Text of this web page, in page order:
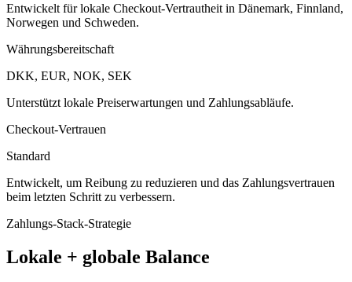
Entwickelt für lokale Checkout-Vertrautheit in Dänemark, Finnland,
Norwegen und Schweden.
Währungsbereitschaft
DKK, EUR, NOK, SEK
Unterstützt lokale Preiserwartungen und Zahlungsabläufe.
Checkout-Vertrauen
Standard
Entwickelt, um Reibung zu reduzieren und das Zahlungsvertrauen
beim letzten Schritt zu verbessern.
Zahlungs-Stack-Strategie
Lokale + globale Balance